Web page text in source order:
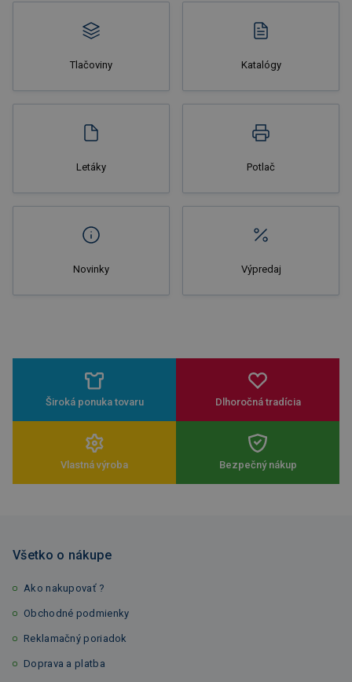
Tlačoviny Katalógy
Letáky Potlač
Novinky Výpredaj
Široká ponuka tovaru Dlhoročná tradícia
Vlastná výroba Bezpečný nákup
Všetko o nákupe
Ako nakupovať ?
Obchodné podmienky
Reklamačný poriadok
Doprava a platba